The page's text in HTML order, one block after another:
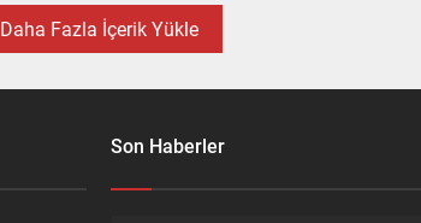
Daha Fazla İçerik Yükle
Son Haberler